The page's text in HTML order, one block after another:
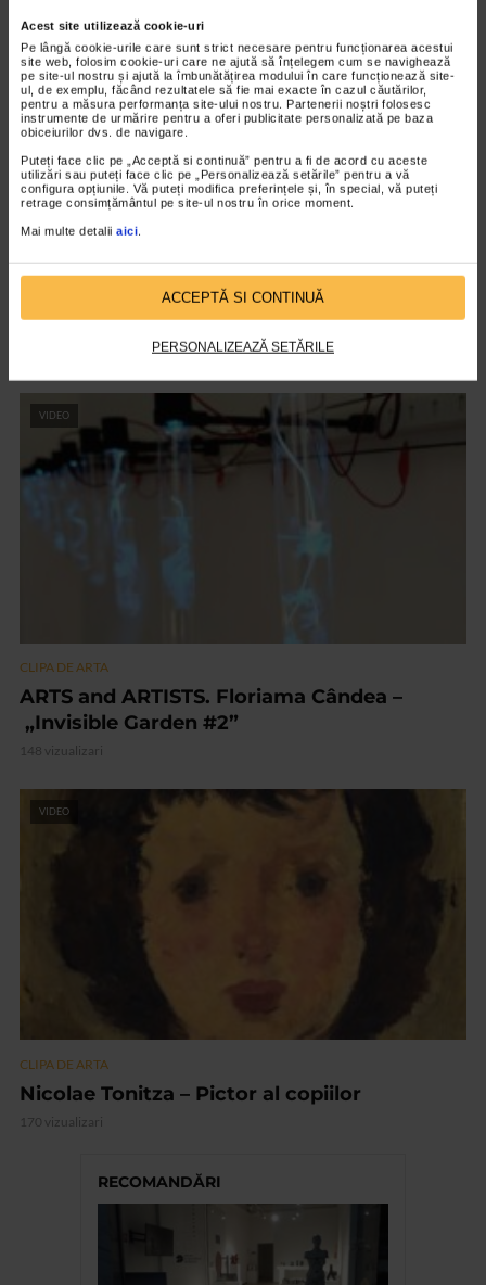
Acest site utilizează cookie-uri
Pe lângă cookie-urile care sunt strict necesare pentru funcționarea acestui
site web, folosim cookie-uri care ne ajută să înțelegem cum se navighează
pe site-ul nostru și ajută la îmbunătățirea modului în care funcționează site-
ul, de exemplu, făcând rezultatele să fie mai exacte în cazul căutărilor,
pentru a măsura performanța site-ului nostru. Partenerii noștri folosesc
instrumente de urmărire pentru a oferi publicitate personalizată pe baza
obiceiurilor dvs. de navigare.
Puteți face clic pe „Acceptă si continuă” pentru a fi de acord cu aceste
utilizări sau puteți face clic pe „Personalizează setările” pentru a vă
configura opțiunile. Vă puteți modifica preferințele și, în special, vă puteți
retrage consimțământul pe site-ul nostru în orice moment.
Mai multe detalii aici.
ACCEPTĂ SI CONTINUĂ
PERSONALIZEAZĂ SETĂRILE
VIDEO
Expoziția Alchimie – capitolul II
VIDEO
CLIPA DE ARTA
ARTS and ARTISTS. Floriama Cândea –
„Invisible Garden #2”
148 vizualizari
VIDEO
CLIPA DE ARTA
Nicolae Tonitza – Pictor al copiilor
170 vizualizari
RECOMANDĂRI